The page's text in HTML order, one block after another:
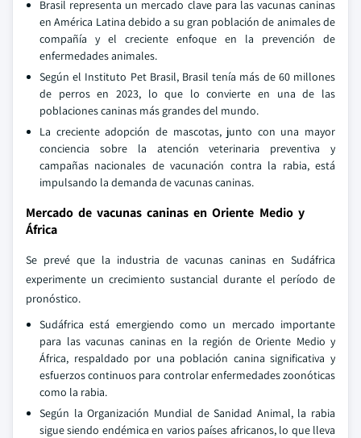
Brasil representa un mercado clave para las vacunas caninas
en América Latina debido a su gran población de animales de
compañía y el creciente enfoque en la prevención de
enfermedades animales.
Según el Instituto Pet Brasil, Brasil tenía más de 60 millones
de perros en 2023, lo que lo convierte en una de las
poblaciones caninas más grandes del mundo.
La creciente adopción de mascotas, junto con una mayor
conciencia sobre la atención veterinaria preventiva y
campañas nacionales de vacunación contra la rabia, está
impulsando la demanda de vacunas caninas.
Mercado de vacunas caninas en Oriente Medio y
África
Se prevé que la industria de vacunas caninas en Sudáfrica
experimente un crecimiento sustancial durante el período de
pronóstico.
Sudáfrica está emergiendo como un mercado importante
para las vacunas caninas en la región de Oriente Medio y
África, respaldado por una población canina significativa y
esfuerzos continuos para controlar enfermedades zoonóticas
como la rabia.
Según la Organización Mundial de Sanidad Animal, la rabia
sigue siendo endémica en varios países africanos, lo que lleva